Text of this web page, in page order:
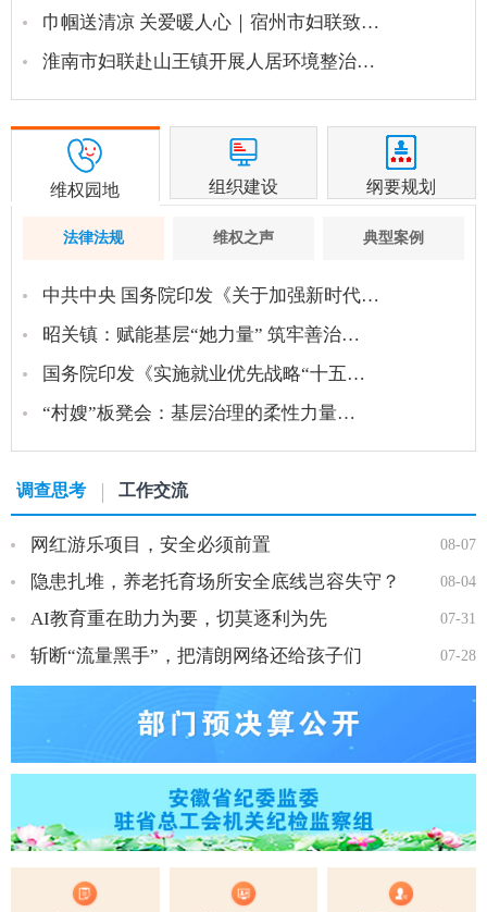
巾帼送清凉 关爱暖人心｜宿州市妇联致…
淮南市妇联赴山王镇开展人居环境整治…
维权园地 组织建设 纲要规划
法律法规 维权之声 典型案例
中共中央 国务院印发《关于加强新时代…
昭关镇：赋能基层“她力量” 筑牢善治…
国务院印发《实施就业优先战略“十五…
“村嫂”板凳会：基层治理的柔性力量…
调查思考 工作交流
08-07
网红游乐项目，安全必须前置
08-04
隐患扎堆，养老托育场所安全底线岂容失守？
07-31
AI教育重在助力为要，切莫逐利为先
07-28
斩断“流量黑手”，把清朗网络还给孩子们